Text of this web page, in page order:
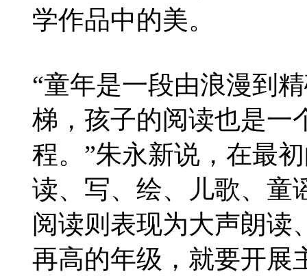
学作品中的美。
“童年是一段由浪漫到
梯，孩子的阅读也是一
程。”朱永新说，在最
读、写、绘、儿歌、童
阅读则表现为大声朗读
再高的年级，就要开展